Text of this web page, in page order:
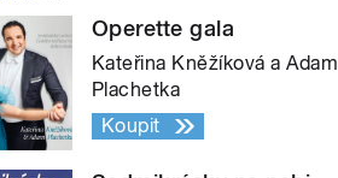
Operette gala
Kateřina Kněžíková a Adam
Plachetka
Koupit